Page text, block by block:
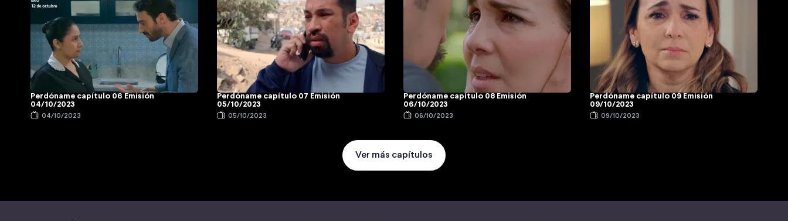
Perdóname capítulo 06 Emisión
04/10/2023
04/10/2023
Perdóname capítulo 07 Emisión
05/10/2023
05/10/2023
Perdóname capítulo 08 Emisión
06/10/2023
06/10/2023
Perdóname capítulo 09 Emisión
09/10/2023
09/10/2023
Ver más capítulos